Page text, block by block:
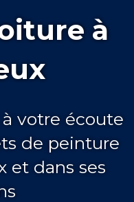
à
votre écoute
de peinture
et dans ses